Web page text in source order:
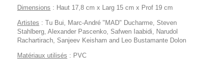
Dimensions : Haut 17,8 cm x Larg 15 cm x Prof 19 cm
Artistes : Tu Bui, Marc-André "MAD" Ducharme, Steven
Stahlberg, Alexander Pascenko, Safwen Iaabidi, Narudol
Rachartirach, Sanjeev Keisham and Leo Bustamante Dolon
Matériaux utilisés : PVC